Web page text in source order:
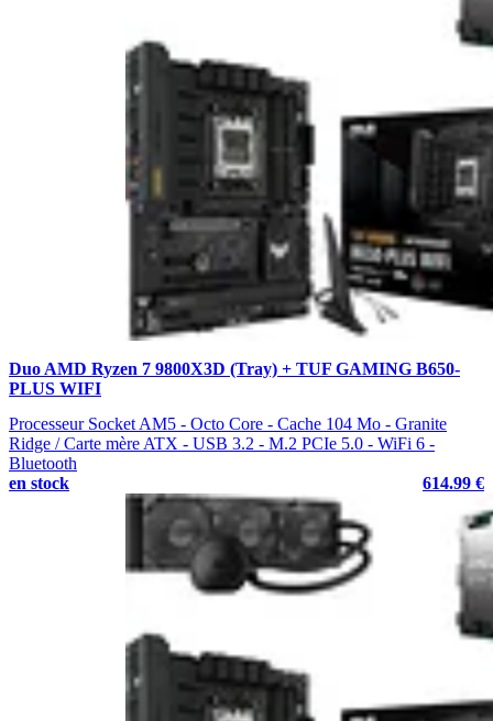
Duo AMD Ryzen 7 9800X3D (Tray) + TUF GAMING B650-
PLUS WIFI
Processeur Socket AM5 - Octo Core - Cache 104 Mo - Granite
Ridge / Carte mère ATX - USB 3.2 - M.2 PCIe 5.0 - WiFi 6 -
Bluetooth
en stock
614.99 €